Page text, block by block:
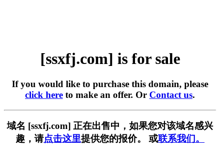
[ssxfj.com] is for sale
If you would like to purchase this domain, please
click here to make an offer. Or Contact us.
域名 [ssxfj.com] 正在出售中，如果您对该域名感兴
趣，请点击这里提供您的报价。 或联系我们。